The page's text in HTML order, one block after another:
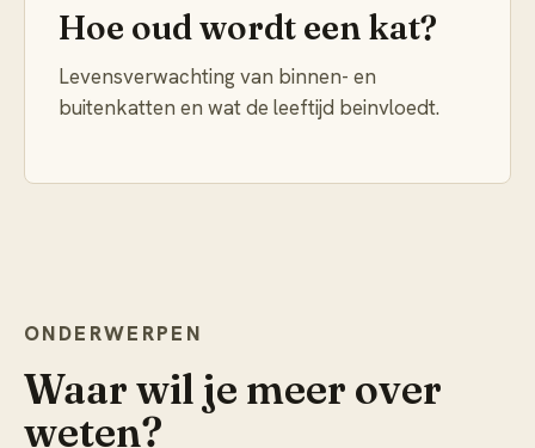
Hoe oud wordt een kat?
Levensverwachting van binnen- en
buitenkatten en wat de leeftijd beinvloedt.
ONDERWERPEN
Waar wil je meer over
weten?